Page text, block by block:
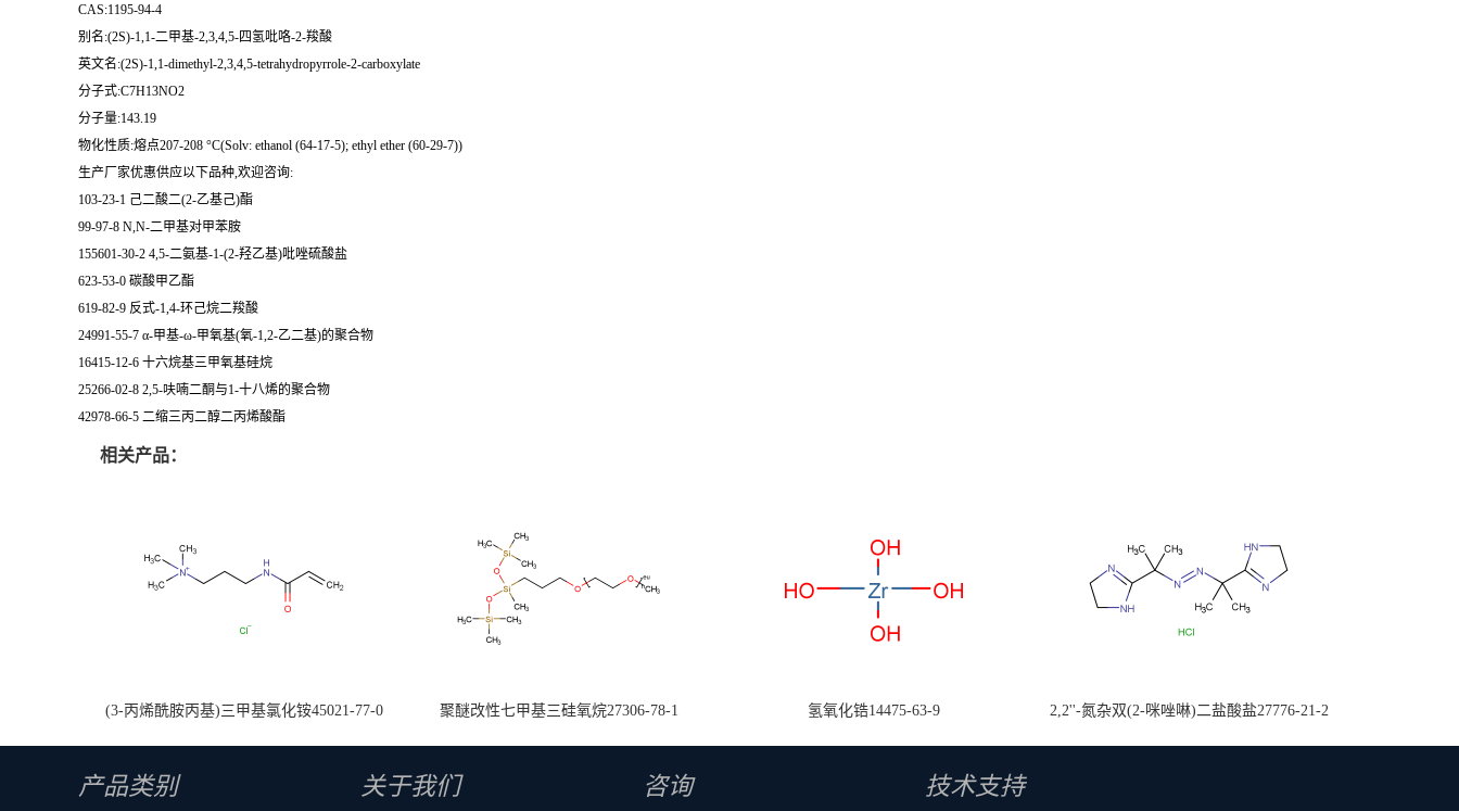
CAS:1195-94-4
别名:(2S)-1,1-二甲基-2,3,4,5-四氢吡咯-2-羧酸
英文名:(2S)-1,1-dimethyl-2,3,4,5-tetrahydropyrrole-2-carboxylate
分子式:C7H13NO2
分子量:143.19
物化性质:熔点207-208 °C(Solv: ethanol (64-17-5); ethyl ether (60-29-7))
生产厂家优惠供应以下品种,欢迎咨询:
103-23-1 己二酸二(2-乙基己)酯
99-97-8 N,N-二甲基对甲苯胺
155601-30-2 4,5-二氨基-1-(2-羟乙基)吡唑硫酸盐
623-53-0 碳酸甲乙酯
619-82-9 反式-1,4-环己烷二羧酸
24991-55-7 α-甲基-ω-甲氧基(氧-1,2-乙二基)的聚合物
16415-12-6 十六烷基三甲氧基硅烷
25266-02-8 2,5-呋喃二酮与1-十八烯的聚合物
42978-66-5 二缩三丙二醇二丙烯酸酯
相关产品：
(3-丙烯酰胺丙基)三甲基氯化铵45021-77-0 聚醚改性七甲基三硅氧烷27306-78-1 氢氧化锆14475-63-9 2,2''-氮杂双(2-咪唑啉)二盐酸盐27776-21-2
产品类别 关于我们 咨询 技术支持